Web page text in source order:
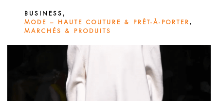
BUSINESS ,
MODE – HAUTE COUTURE & PRÊT-À-PORTER ,
MARCHÉS & PRODUITS